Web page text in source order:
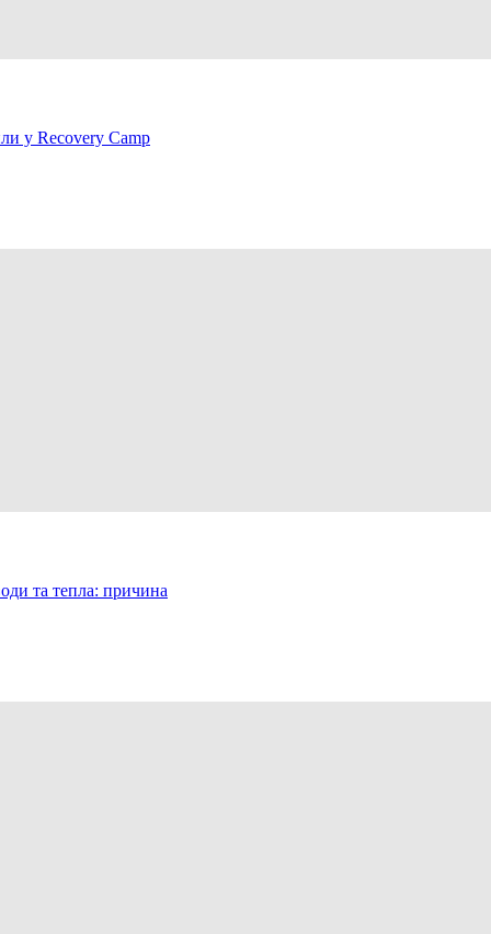
у Recovery Camp
та тепла: причина